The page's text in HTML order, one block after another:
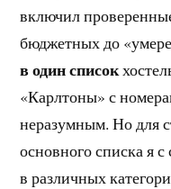
включил
бюджетных до
в один список
«Карлтоны» с
неразумным. Но для
основного списка я
в различных